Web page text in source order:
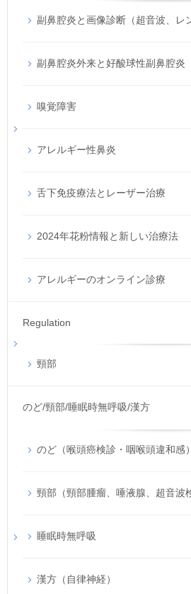
副鼻腔炎と画像診断（超音波、レ
副鼻腔炎外来と好酸球性副鼻腔炎
嗅覚障害
アレルギー性鼻炎
舌下免疫療法とレーザー治療
2024年花粉情報と新しい治療法
アレルギーのオンライン診療
Regulation
頸部
のど/頸部/睡眠時無呼吸/漢方
のど（喉頭癌検診・咽喉頭違和感）
頸部（頸部腫瘤、唾液腺、超音波
睡眠時無呼吸
漢方（自律神経）